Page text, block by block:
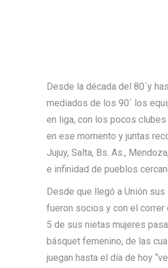
Desde la década del 80´y
mediados de los 90´ los
en liga, con los pocos clubes
en ese momento y juntas
Jujuy, Salta, Bs. As.,
e infinidad de pueblos
Desde que llegó a Unión sus
fueron socios y con el correr
5 de sus nietas mujeres
básquet femenino, de las
juegan hasta el día de hoy